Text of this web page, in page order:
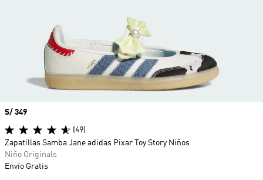
Precio
S/ 349
(49)
Zapatillas Samba Jane adidas Pixar Toy Story Niños
Niño Originals
Envío Gratis